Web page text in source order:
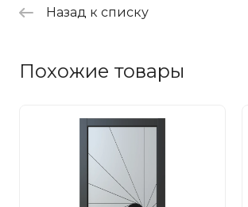
Назад к списку
Похожие товары